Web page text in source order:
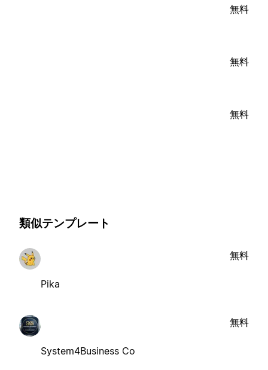
無料
無料
無料
類似テンプレート
Pika
無料
System4Business Co
無料